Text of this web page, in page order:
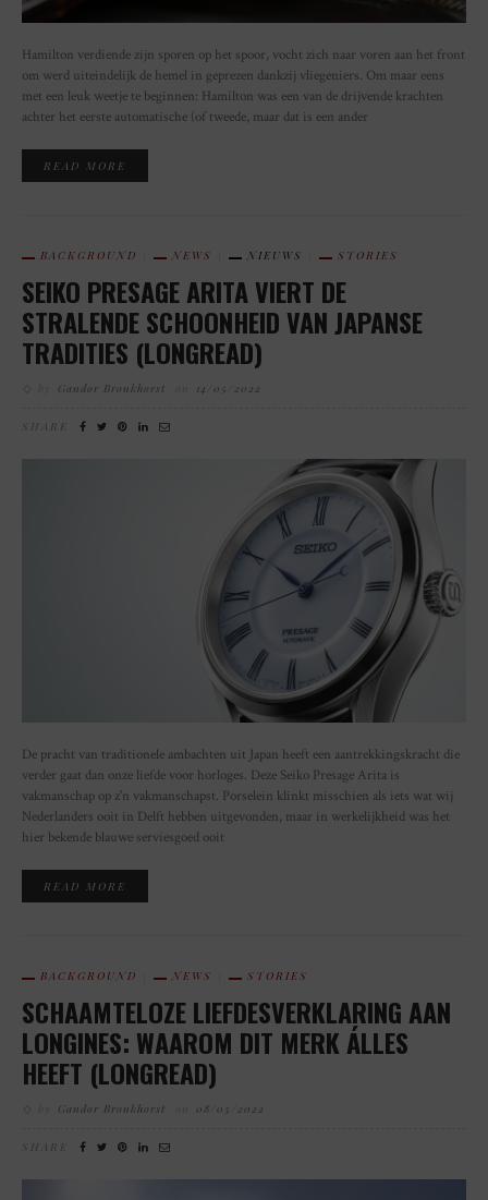
Hamilton verdiende zijn sporen op het spoor, vocht zich naar voren aan het front
om werd uiteindelijk de hemel in geprezen dankzij vliegeniers. Om maar eens
met een leuk weetje te beginnen: Hamilton was een van de drijvende krachten
achter het eerste automatische (of tweede, maar dat is een ander
READ MORE
BACKGROUND NEWS NIEUWS STORIES
SEIKO PRESAGE ARITA VIERT DE
STRALENDE SCHOONHEID VAN JAPANSE
TRADITIES (LONGREAD)
Gandor Bronkhorst 14/05/2022
SHARE
De pracht van traditionele ambachten uit Japan heeft een aantrekkingskracht die
verder gaat dan onze liefde voor horloges. Deze Seiko Presage Arita is
vakmanschap op z'n vakmanschapst. Porselein klinkt misschien als iets wat wij
Nederlanders ooit in Delft hebben uitgevonden, maar in werkelijkheid was het
hier bekende blauwe serviesgoed ooit
READ MORE
BACKGROUND NEWS STORIES
SCHAAMTELOZE LIEFDESVERKLARING AAN
LONGINES: WAAROM DIT MERK ÁLLES
HEEFT (LONGREAD)
Gandor Bronkhorst 08/05/2022
SHARE